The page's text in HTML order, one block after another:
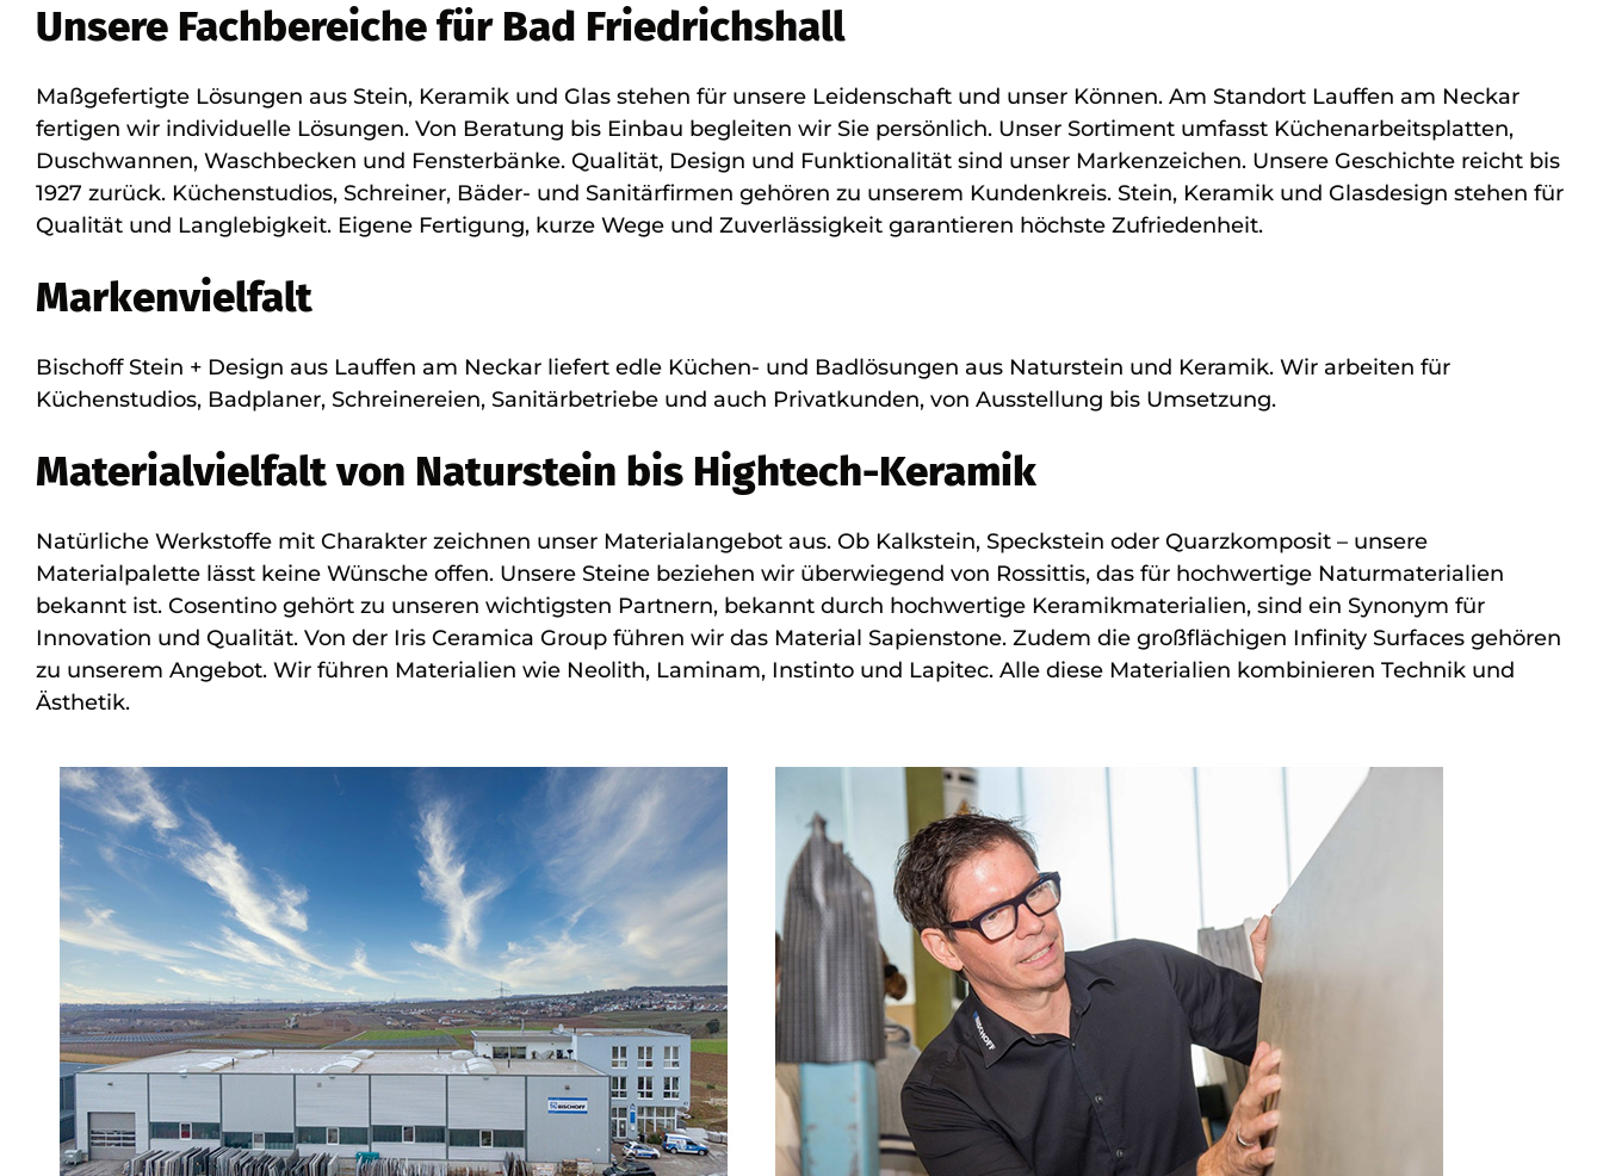
Unsere Fachbereiche für Bad Friedrichshall
Maßgefertigte Lösungen aus Stein, Keramik und Glas stehen für unsere Leidenschaft und unser Können. Am Standort Lauffen am Neckar
fertigen wir individuelle Lösungen. Von Beratung bis Einbau begleiten wir Sie persönlich. Unser Sortiment umfasst Küchenarbeitsplatten,
Duschwannen, Waschbecken und Fensterbänke. Qualität, Design und Funktionalität sind unser Markenzeichen. Unsere Geschichte reicht bis
1927 zurück. Küchenstudios, Schreiner, Bäder- und Sanitärfirmen gehören zu unserem Kundenkreis. Stein, Keramik und Glasdesign stehen für
Qualität und Langlebigkeit. Eigene Fertigung, kurze Wege und Zuverlässigkeit garantieren höchste Zufriedenheit.
Markenvielfalt
Bischoff Stein + Design aus Lauffen am Neckar liefert edle Küchen- und Badlösungen aus Naturstein und Keramik. Wir arbeiten für
Küchenstudios, Badplaner, Schreinereien, Sanitärbetriebe und auch Privatkunden, von Ausstellung bis Umsetzung.
Materialvielfalt von Naturstein bis Hightech-Keramik
Natürliche Werkstoffe mit Charakter zeichnen unser Materialangebot aus. Ob Kalkstein, Speckstein oder Quarzkomposit – unsere
Materialpalette lässt keine Wünsche offen. Unsere Steine beziehen wir überwiegend von Rossittis, das für hochwertige Naturmaterialien
bekannt ist. Cosentino gehört zu unseren wichtigsten Partnern, bekannt durch hochwertige Keramikmaterialien, sind ein Synonym für
Innovation und Qualität. Von der Iris Ceramica Group führen wir das Material Sapienstone. Zudem die großflächigen Infinity Surfaces gehören
zu unserem Angebot. Wir führen Materialien wie Neolith, Laminam, Instinto und Lapitec. Alle diese Materialien kombinieren Technik und
Ästhetik.